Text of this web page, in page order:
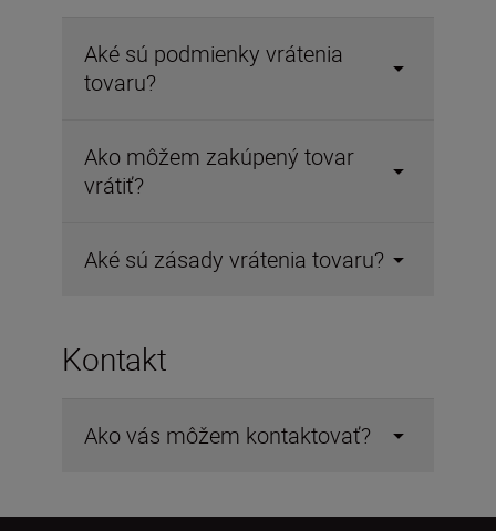
Aké sú podmienky vrátenia
tovaru?
Ako môžem zakúpený tovar
vrátiť?
Aké sú zásady vrátenia tovaru?
Kontakt
Ako vás môžem kontaktovať?